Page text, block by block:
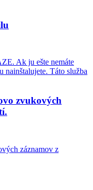
Ak ju ešte nemáte
nainštalujete. Táto služba
zvukových
záznamov z